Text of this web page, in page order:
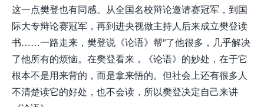
这一点樊登也有同感。从全国名校辩论邀请赛冠军，到国
际大专辩论赛冠军，再到进央视做主持人后来成立樊登读
书……一路走来，樊登说《论语》帮”了他很多，几乎解决
了他所有的烦恼。在樊登看来，《论语》的妙处，在于它
根本不是用来背的，而是拿来悟的。但社会上还有很多人
不清楚读它的好处，也不会读，所以樊登决定自己来讲